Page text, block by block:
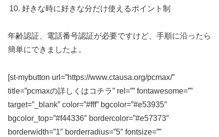
好きな時に好きな分だけ使えるポイント制
年齢認証、電話番号認証が必要ですけど、手順に沿ったら
簡単にできましたよ。
[st-mybutton url=”https://www.ctausa.org/pcmax/”
title=”pcmaxの詳しくはコチラ” rel=”” fontawesome=””
target=”_blank” color=”#fff” bgcolor=”#e53935″
bgcolor_top=”#f44336″ bordercolor=”#e57373″
borderwidth=”1″ borderradius=”5″ fontsize=””